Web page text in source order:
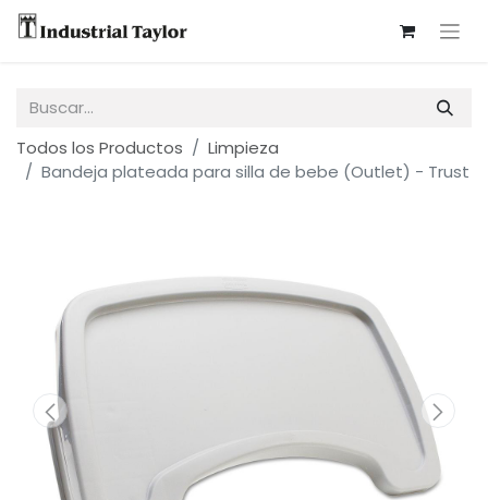
Todos los Productos
Limpieza
Bandeja plateada para silla de bebe (Outlet) - Trust